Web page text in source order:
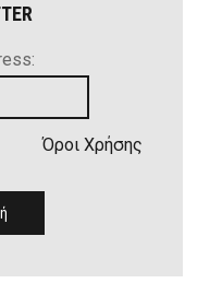
Όροι Χρήσης